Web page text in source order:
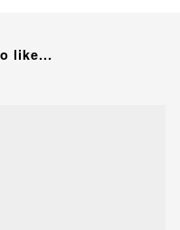
like...